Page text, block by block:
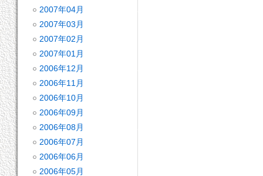
2007年04月
2007年03月
2007年02月
2007年01月
2006年12月
2006年11月
2006年10月
2006年09月
2006年08月
2006年07月
2006年06月
2006年05月